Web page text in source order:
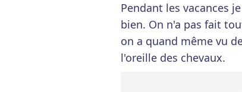
Pendant les vacances
bien. On n'a pas fait
on a quand même vu
l'oreille des chevaux.